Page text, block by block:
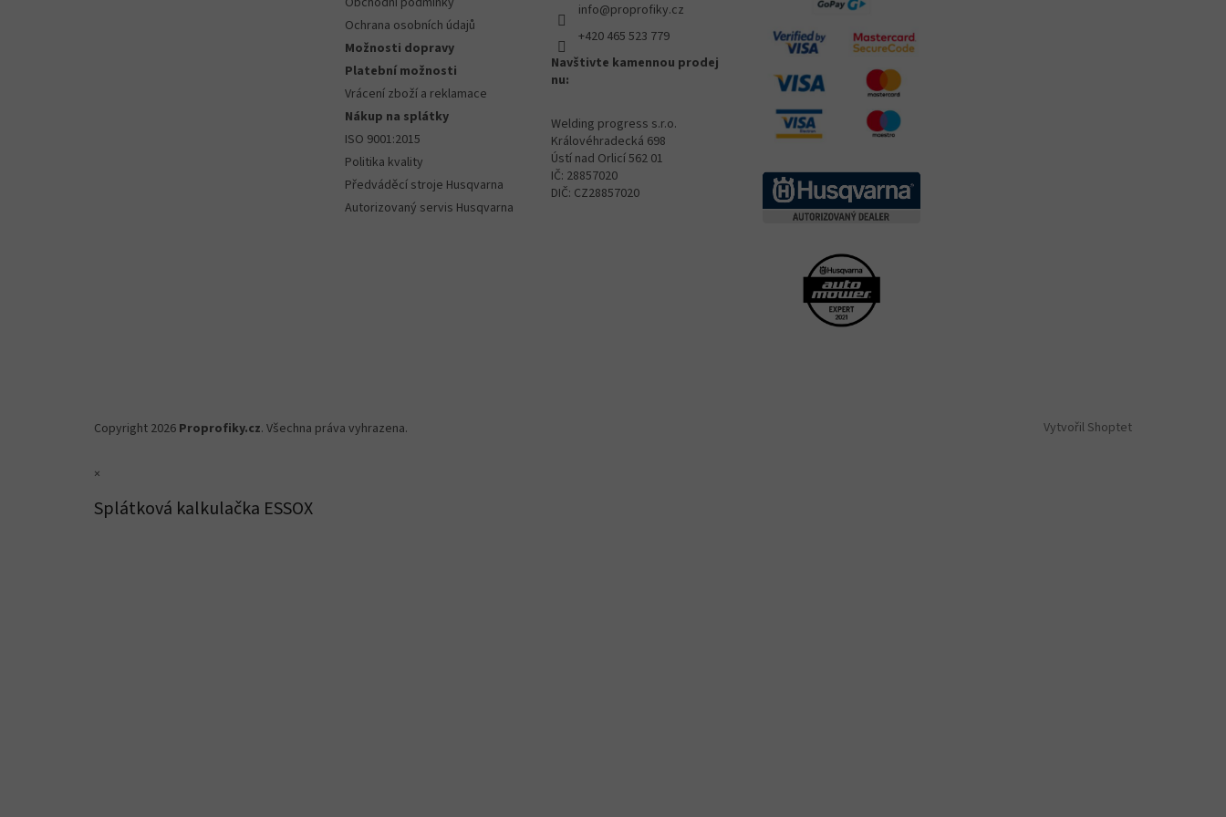
Ochrana osobních údajů
Možnosti dopravy
Platební možnosti
Vrácení zboží a reklamace
Nákup na splátky
ISO 9001:2015
Politika kvality
Předváděcí stroje Husqvarna
Autorizovaný servis Husqvarna
info@proprofiky.cz
+420 465 523 779
Navštivte kamennou prodej
nu:
Welding progress s.r.o.
Královéhradecká 698
Ústí nad Orlicí 562 01
IČ: 28857020
DIČ: CZ28857020
Vytvořil Shoptet
Copyright 2026 Proprofiky.cz. Všechna práva vyhrazena.
×
Splátková kalkulačka ESSOX